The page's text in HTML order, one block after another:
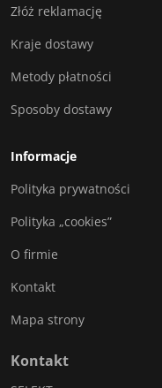
Złóż reklamację
Kraje dostawy
Metody płatności
Sposoby dostawy
Informacje
Polityka prywatności
Polityka „cookies”
O firmie
Kontakt
Mapa strony
Kontakt